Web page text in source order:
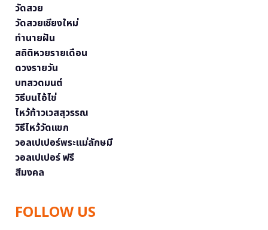
วัดสวย
วัดสวยเชียงใหม่
ทำนายฝัน
สถิติหวยรายเดือน
ดวงรายวัน
บทสวดมนต์
วิธีบนไอ้ไข่
ไหว้ท้าวเวสสุวรรณ
วิธีไหว้วัดแขก
วอลเปเปอร์พระแม่ลักษมี
วอลเปเปอร์ ฟรี
สีมงคล
FOLLOW US